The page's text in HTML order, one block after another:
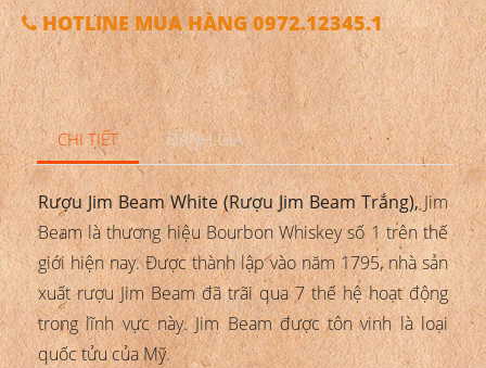
HOTLINE MUA HÀNG 0972.12345.1
CHI TIẾT ĐÁNH GIÁ
Rượu Jim Beam White (Rượu Jim Beam Trắng), Jim
Beam là thương hiệu Bourbon Whiskey số 1 trên thế
giới hiện nay. Được thành lập vào năm 1795, nhà sản
xuất rượu Jim Beam đã trãi qua 7 thế hệ hoạt động
trong lĩnh vực này. Jim Beam được tôn vinh là loại
quốc tửu của Mỹ.